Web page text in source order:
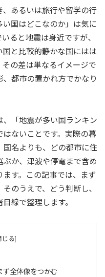
あるいは旅行や留学の行
国はどこなのか」は気に
ると地震は身近ですが、
と比較的静かな国にはは
の差は単なるイメージで
都市の置かれ方でかなり
「地震が多い国ランキン
ないことです。実際の暮
名よりも、どの都市に住
か、津波や停電まで含め
す。この記事では、まず
のうえで、どう判断し、
線で整理します。
全体像をつかむ